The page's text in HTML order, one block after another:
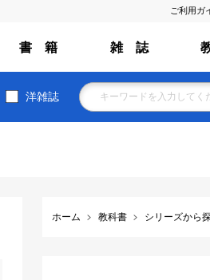
ご利用ガ
書 籍 雑 誌
洋雑誌
ホーム 教科書 シリーズから